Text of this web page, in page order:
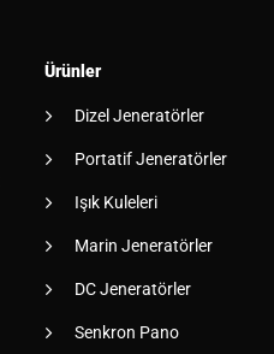
Ürünler
Dizel Jeneratörler
Portatif Jeneratörler
Işık Kuleleri
Marin Jeneratörler
DC Jeneratörler
Senkron Pano